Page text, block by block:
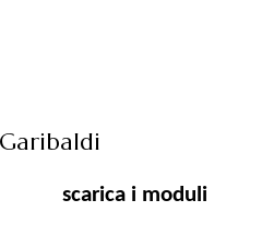
scarica i moduli